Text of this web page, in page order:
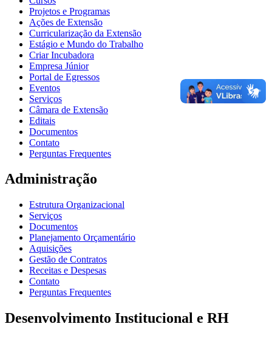
Projetos e Programas
Ações de Extensão
Curricularização da Extensão
Estágio e Mundo do Trabalho
Criar Incubadora
Empresa Júnior
Portal de Egressos
Eventos
Serviços
Câmara de Extensão
Editais
Documentos
Contato
Perguntas Frequentes
Administração
Estrutura Organizacional
Serviços
Documentos
Planejamento Orçamentário
Aquisições
Gestão de Contratos
Receitas e Despesas
Contato
Perguntas Frequentes
Desenvolvimento Institucional e RH